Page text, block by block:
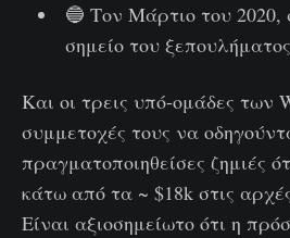
🔵 Τον Μάρτιο του 2020,
σημείο του
Και οι τρεις υπό-ομάδες των
συμμετοχές τους να
πραγματοποιηθείσες ζημιές
κάτω από τα ~ $18k στις
Είναι αξιοσημείωτο ότι η